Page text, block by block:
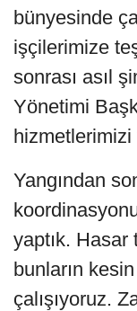
bünyesinde
işçilerimize
sonrası asıl
Yönetimi
hizmetlerimizi
Yangından
yaptık.
bunların
çalışıyoruz.